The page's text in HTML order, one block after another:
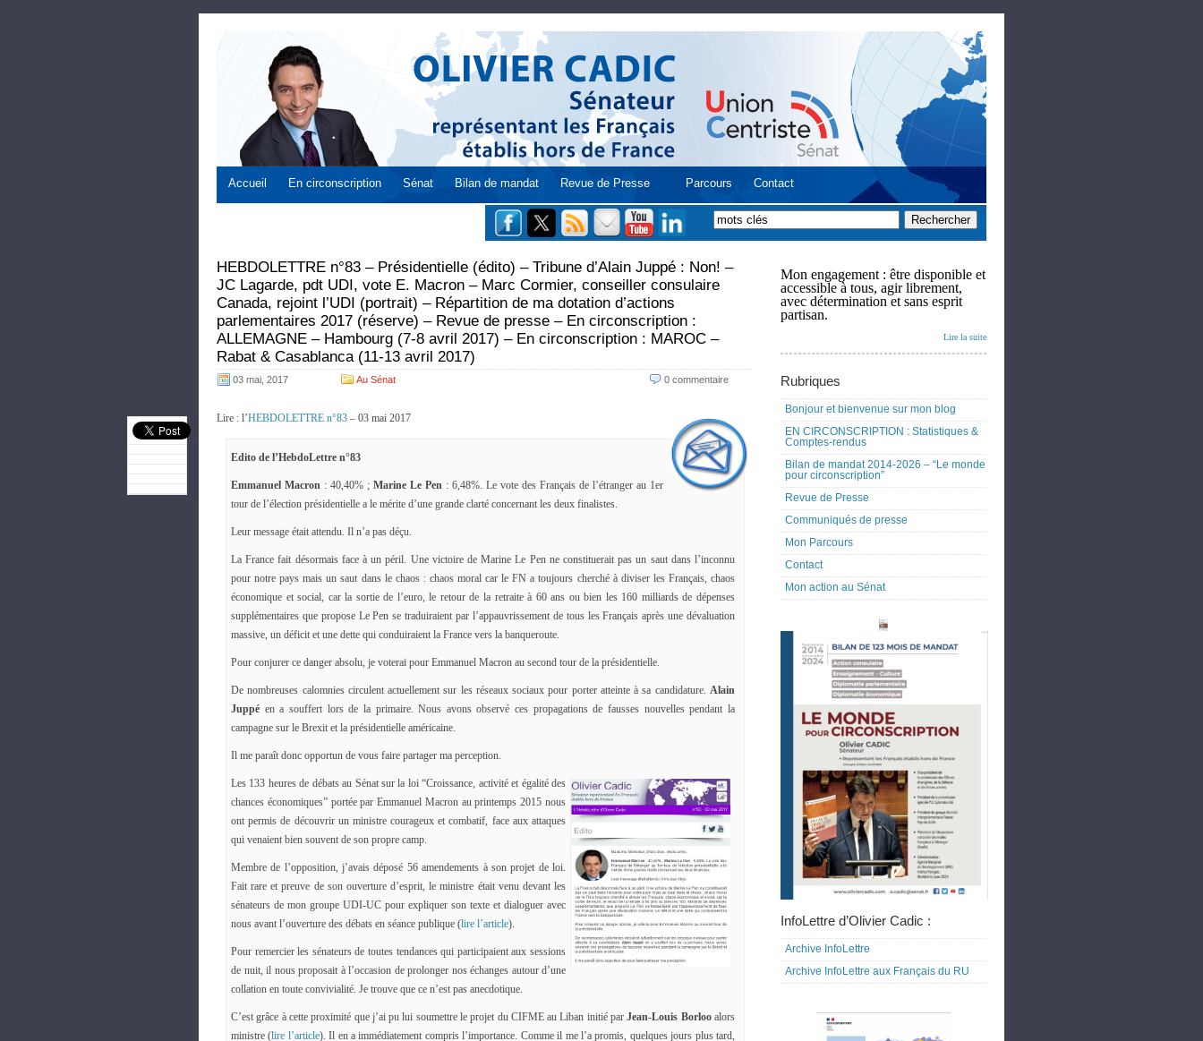
Accueil En circonscription Sénat Bilan de mandat Revue de Presse Parcours Contact
HEBDOLETTRE n°83 – Présidentielle (édito) – Tribune d’Alain Juppé : Non! –
JC Lagarde, pdt UDI, vote E. Macron – Marc Cormier, conseiller consulaire
Canada, rejoint l’UDI (portrait) – Répartition de ma dotation d’actions
parlementaires 2017 (réserve) – Revue de presse – En circonscription :
ALLEMAGNE – Hambourg (7-8 avril 2017) – En circonscription : MAROC –
Rabat & Casablanca (11-13 avril 2017)
03 mai, 2017 Au Sénat 0 commentaire
Lire : l’HEBDOLETTRE n°83 – 03 mai 2017
Edito de l’HebdoLettre n°83
Emmanuel Macron : 40,40% ; Marine Le Pen : 6,48%. Le vote des Français de l’étranger au 1er
tour de l’élection présidentielle a le mérite d’une grande clarté concernant les deux finalistes.
Leur message était attendu. Il n’a pas déçu.
La France fait désormais face à un péril. Une victoire de Marine Le Pen ne constituerait pas un saut dans l’inconnu
pour notre pays mais un saut dans le chaos : chaos moral car le FN a toujours cherché à diviser les Français, chaos
économique et social, car la sortie de l’euro, le retour de la retraite à 60 ans ou bien les 160 milliards de dépenses
supplémentaires que propose Le Pen se traduiraient par l’appauvrissement de tous les Français après une dévaluation
massive, un déficit et une dette qui conduiraient la France vers la banqueroute.
Pour conjurer ce danger absolu, je voterai pour Emmanuel Macron au second tour de la présidentielle.
De nombreuses calomnies circulent actuellement sur les réseaux sociaux pour porter atteinte à sa candidature. Alain
Juppé en a souffert lors de la primaire. Nous avons observé ces propagations de fausses nouvelles pendant la
campagne sur le Brexit et la présidentielle américaine.
Il me paraît donc opportun de vous faire partager ma perception.
Les 133 heures de débats au Sénat sur la loi “Croissance, activité et égalité des
chances économiques” portée par Emmanuel Macron au printemps 2015 nous
ont permis de découvrir un ministre courageux et combatif, face aux attaques
qui venaient bien souvent de son propre camp.
Membre de l’opposition, j’avais déposé 56 amendements à son projet de loi.
Fait rare et preuve de son ouverture d’esprit, le ministre était venu devant les
sénateurs de mon groupe UDI-UC pour expliquer son texte et dialoguer avec
nous avant l’ouverture des débats en séance publique (lire l’article).
Pour remercier les sénateurs de toutes tendances qui participaient aux sessions
de nuit, il nous proposait à l’occasion de prolonger nos échanges autour d’une
collation en toute convivialité. Je trouve que ce n’est pas anecdotique.
C’est grâce à cette proximité que j’ai pu lui soumettre le projet du CIFME au Liban initié parJean-Louis Borlooalors
ministre (lire l’article). Il en a immédiatement compris l’importance. Comme il me l’a promis, quelques jours plus tard,
Mon engagement : être disponible et
accessible à tous, agir librement,
avec détermination et sans esprit
partisan.
Lire la suite
Rubriques
Bonjour et bienvenue sur mon blog
EN CIRCONSCRIPTION : Statistiques &
Comptes-rendus
Bilan de mandat 2014-2026 – “Le monde
pour circonscription”
Revue de Presse
Communiqués de presse
Mon Parcours
Contact
Mon action au Sénat
InfoLettre d’Olivier Cadic :
Archive InfoLettre
Archive InfoLettre aux Français du RU